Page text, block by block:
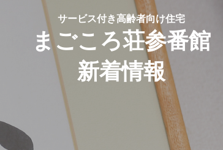
サービス付き高齢者向け住宅
まごころ荘参番館
新着情報